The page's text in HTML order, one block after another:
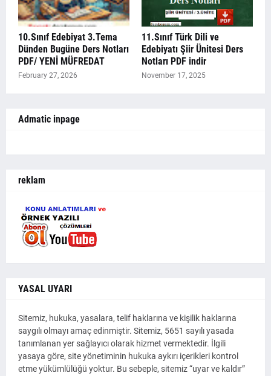
10.Sınıf Edebiyat 3.Tema
Dünden Bugüne Ders Notları
PDF/ YENİ MÜFREDAT
February 27, 2026
11.Sınıf Türk Dili ve
Edebiyatı Şiir Ünitesi Ders
Notları PDF indir
November 17, 2025
Admatic inpage
reklam
YASAL UYARI
Sitemiz, hukuka, yasalara, telif haklarına ve kişilik haklarına
saygılı olmayı amaç edinmiştir. Sitemiz, 5651 sayılı yasada
tanımlanan yer sağlayıcı olarak hizmet vermektedir. İlgili
yasaya göre, site yönetiminin hukuka aykırı içerikleri kontrol
etme yükümlülüğü yoktur. Bu sebeple, sitemiz “uyar ve kaldır”